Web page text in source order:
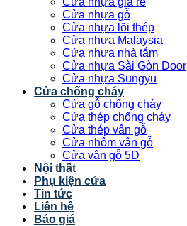
Cửa nhựa gỗ
Cửa nhựa lõi thép
Cửa nhựa Malaysia
Cửa nhựa nhà tắm
Cửa nhựa Sài Gòn Door
Cửa nhựa Sungyu
Cửa chống cháy
Cửa gỗ chống cháy
Cửa thép chống cháy
Cửa thép vân gỗ
Cửa nhôm vân gỗ
Cửa vân gỗ 5D
Nội thất
Phụ kiện cửa
Tin tức
Liên hệ
Báo giá